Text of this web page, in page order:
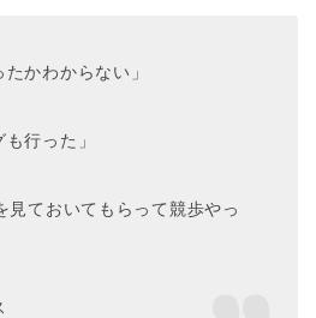
かわからない」
行った」
見ておいてもらって競歩やっ